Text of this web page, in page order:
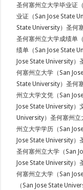
圣何塞州立大学毕业证
业证（San Jose State
State University）圣何
圣何塞州立大学成绩单
绩单（San Jose State
Jose State University
何塞州立大学（San
State University）圣何
州立大学文凭（San
Jose State University
University）圣何塞州立
州立大学学历（San
Jose State University）
圣何塞州立大学（San
Jose State University
何塞州立大学（San
（San Jose State